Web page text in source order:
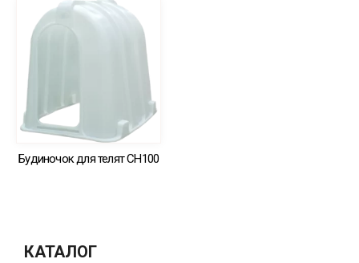
Будиночок для телят СН100
КАТАЛОГ